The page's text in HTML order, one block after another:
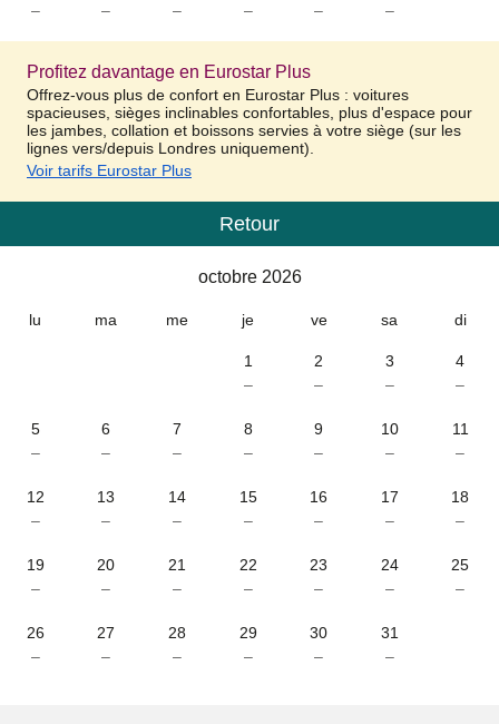
–
–
–
–
–
–
Profitez davantage en Eurostar Plus
Offrez-vous plus de confort en Eurostar Plus : voitures
spacieuses, sièges inclinables confortables, plus d'espace pour
les jambes, collation et boissons servies à votre siège (sur les
lignes vers/depuis Londres uniquement).
Voir tarifs Eurostar Plus
Calendrier
Retour
octobre 2026
lu ma me je ve sa di
1
–
2
–
3
–
4
–
5
–
6
–
7
–
8
–
9
–
10
–
11
–
12
–
13
–
14
–
15
–
16
–
17
–
18
–
19
–
20
–
21
–
22
–
23
–
24
–
25
–
26
–
27
–
28
–
29
–
30
–
31
–